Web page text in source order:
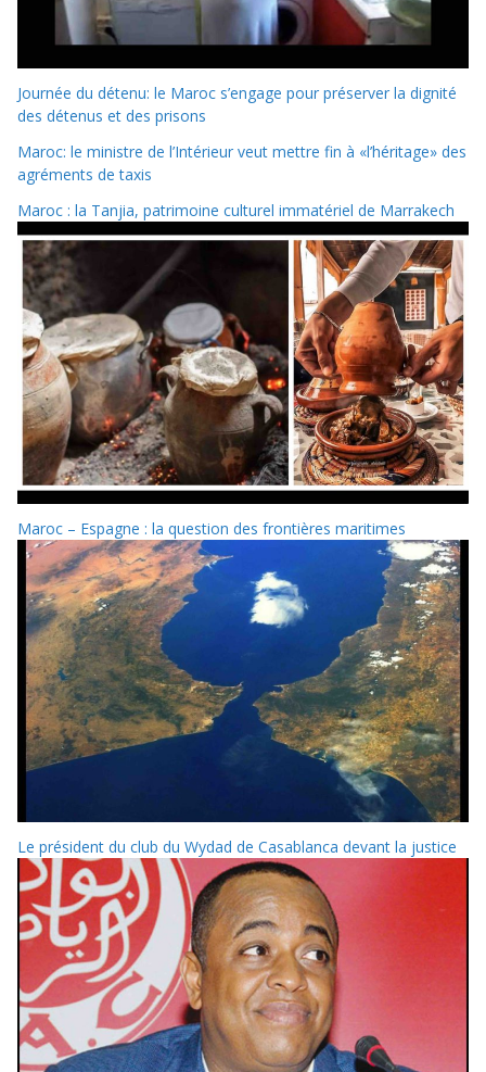
Journée du détenu: le Maroc s’engage pour préserver la dignité
des détenus et des prisons
Maroc: le ministre de l’Intérieur veut mettre fin à «l’héritage» des
agréments de taxis
Maroc : la Tanjia, patrimoine culturel immatériel de Marrakech
Maroc – Espagne : la question des frontières maritimes
Le président du club du Wydad de Casablanca devant la justice